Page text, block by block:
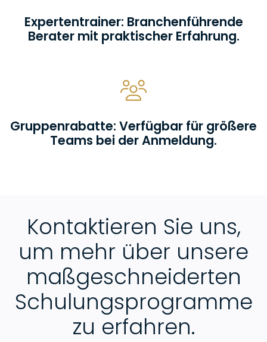
Expertentrainer: Branchenführende
Berater mit praktischer Erfahrung.
Gruppenrabatte: Verfügbar für größere
Teams bei der Anmeldung.
Kontaktieren Sie uns,
um mehr über unsere
maßgeschneiderten
Schulungsprogramme
zu erfahren.